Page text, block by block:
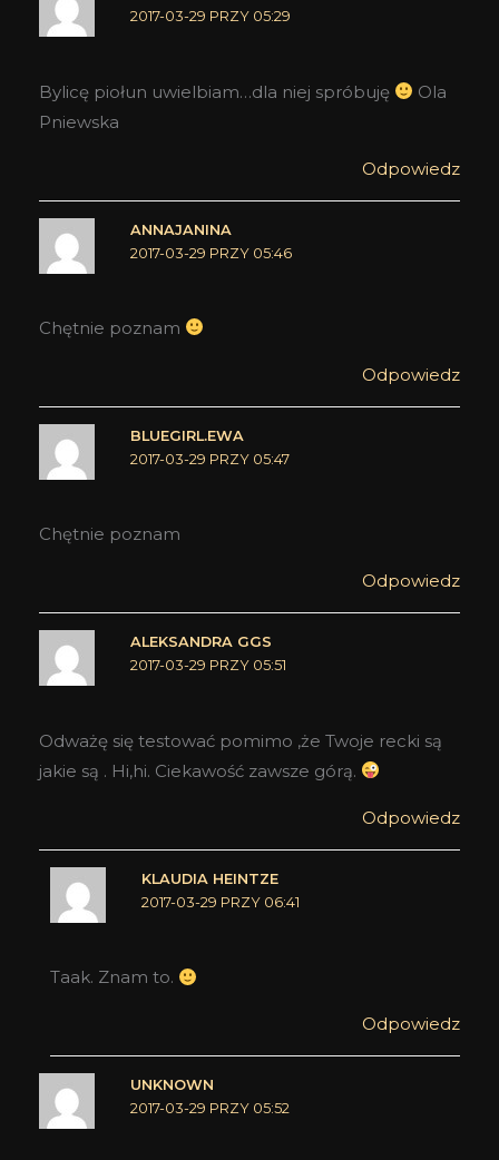
2017-03-29 PRZY 05:29
Bylicę piołun uwielbiam…dla niej spróbuję
Ola
Pniewska
Odpowiedz
ANNAJANINA
2017-03-29 PRZY 05:46
Chętnie poznam
Odpowiedz
BLUEGIRL.EWA
2017-03-29 PRZY 05:47
Chętnie poznam
Odpowiedz
ALEKSANDRA GGS
2017-03-29 PRZY 05:51
Odważę się testować pomimo ,że Twoje recki są
jakie są . Hi,hi. Ciekawość zawsze górą.
Odpowiedz
KLAUDIA HEINTZE
2017-03-29 PRZY 06:41
Taak. Znam to.
Odpowiedz
UNKNOWN
2017-03-29 PRZY 05:52